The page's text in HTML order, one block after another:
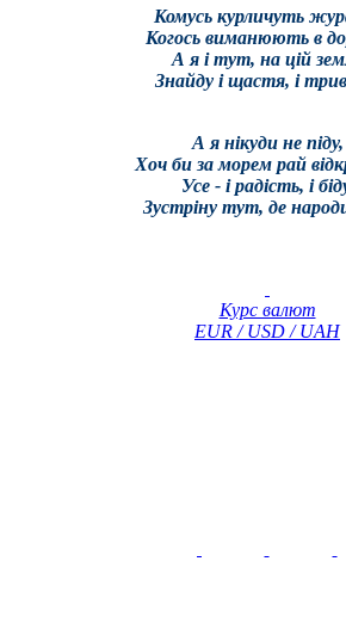
Комусь курличуть
Когось виманюють в
А я і тут, на цій
Знайду і щастя, і
А я нікуди не піду,
Хоч би за морем рай
Усе - і радість, і
Зустріну тут, де
Курс валют
EUR / USD / UAH